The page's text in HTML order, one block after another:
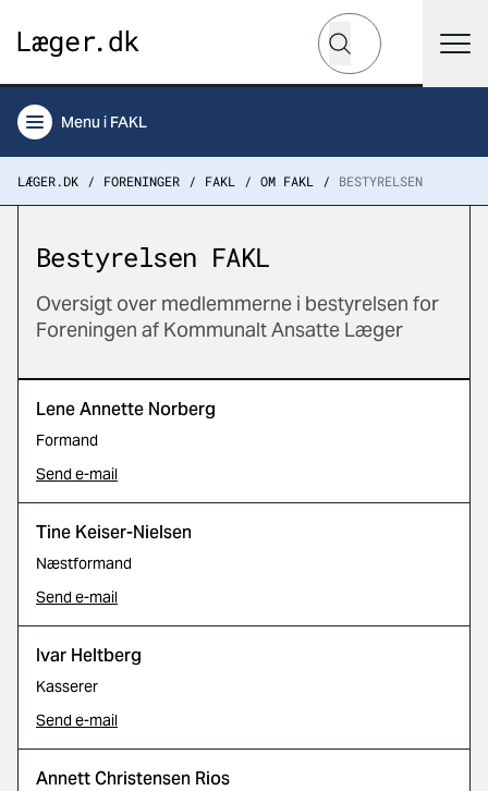
Hvad leder du efter?
Søg
Menu i FAKL
LÆGER.DK FORENINGER FAKL OM FAKL BESTYRELSEN
Bestyrelsen FAKL
Oversigt over medlemmerne i bestyrelsen for
Foreningen af Kommunalt Ansatte Læger
Lene Annette Norberg
Formand
Send e-mail
Tine Keiser-Nielsen
Næstformand
Send e-mail
Ivar Heltberg
Kasserer
Send e-mail
Annett Christensen Rios